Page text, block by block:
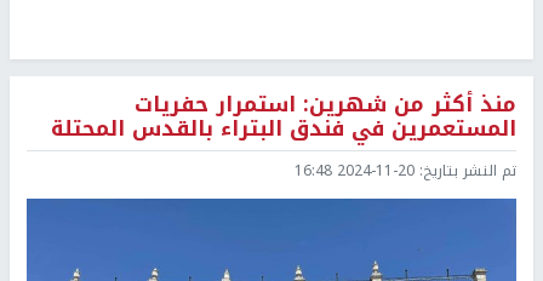
منذ أكثر من شهرين: استمرار حفريات
المستعمرين في فندق البتراء بالقدس المحتلة
تم النشر بتاريخ: 2024-11-20 16:48